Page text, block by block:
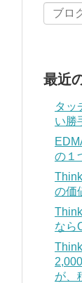
最近
タッ
い勝
の１
の価
なら
が、